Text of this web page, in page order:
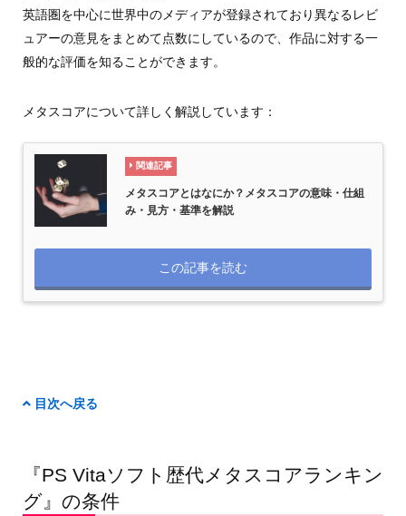
英語圏を中心に世界中のメディアが登録されており異なるレビ
ュアーの意見をまとめて点数にしているので、作品に対する一
般的な評価を知ることができます。
メタスコアについて詳しく解説しています：
関連記事
メタスコアとはなにか？メタスコアの意味・仕組
み・見方・基準を解説
この記事を読む
目次へ戻る
『PS Vitaソフト歴代メタスコアランキン
グ』の条件